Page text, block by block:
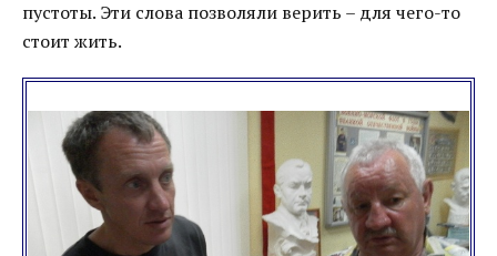
пустоты. Эти слова позволяли верить – для чего-то
стоит жить.